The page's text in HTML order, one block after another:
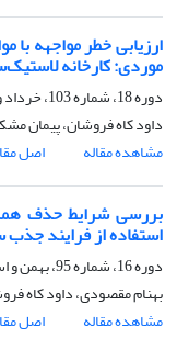
ارزیابی خطر مواجهه
موردی: کارخانه
دوره 18، شماره 103، خرداد و تیر 1398، صفحه
داود کاه فروشان، پیمان
مشاهده مقاله
اصل
بررسی شرایط حذف
استفاده از فرایند
دوره 16، شماره 95، بهمن و اسفند 1396، صفحه
بهنام مقصودی، داود کاه
مشاهده مقاله
اصل